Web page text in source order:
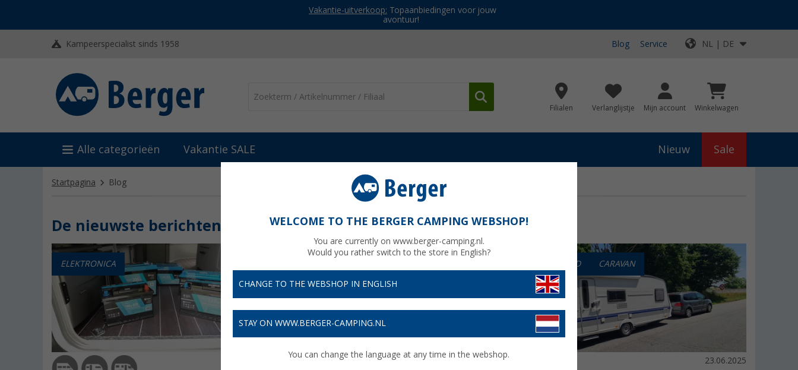
Vakantie-uitverkoop: Topaanbiedingen voor jouw
avontuur!
Kampeerspecialist sinds 1958 Blog Service NL | DE
Filialen Verlanglijstje Mijn account Winkelwagen
Alle categorieën Vakantie SALE Nieuw Sale
Startpagina Blog
De nieuwste berichten
ELEKTRONICA
16.10.2025
VEILIGHEID CARAVAN
23.06.2025
WELCOME TO THE BERGER CAMPING WEBSHOP!
You are currently on www.berger-camping.nl.
Would you rather switch to the store in English?
CHANGE TO THE WEBSHOP IN ENGLISH
STAY ON WWW.BERGER-CAMPING.NL
You can change the language at any time in the webshop.